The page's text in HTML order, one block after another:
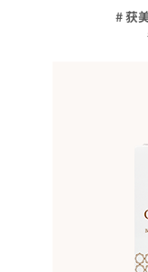
# 获